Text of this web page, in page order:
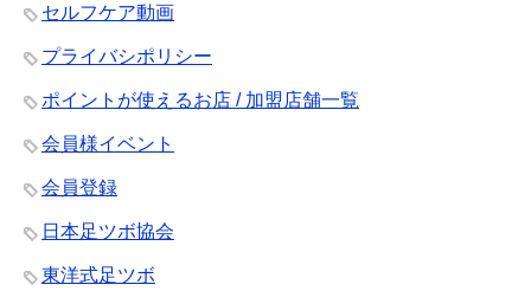
セルフケア動画
プライバシポリシー
ポイントが使えるお店 / 加盟店舗一覧
会員様イベント
会員登録
日本足ツボ協会
東洋式足ツボ